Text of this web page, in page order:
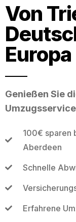
Von
Europa
Genießen Sie
100€ sparen
Aberdeen
Schnelle
Erfahrene